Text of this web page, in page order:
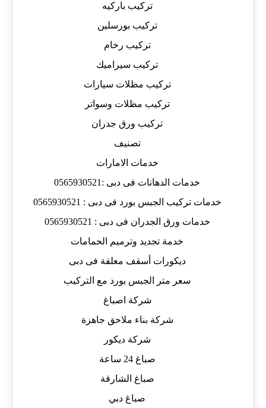
تركيب باركيه
تركيب بورسلين
تركيب رخام
تركيب سيراميك
تركيب مظلات سيارات
تركيب مظلات وسواتر
تركيب ورق جدران
تصنيف
خدمات الامارات
خدمات الدهانات فى دبى :0565930521
خدمات تركيب الجبس بورد فى دبى : 0565930521
خدمات ورق الجدران فى دبى : 0565930521
خدمة تجديد وترميم الحمامات
ديكورات أسقف معلقة فى دبى
سعر متر الجبس بورد مع التركيب
شركة اصباغ
شركة بناء ملاحق جاهزة
شركة ديكور
صباغ 24 ساعة
صباغ الشارقة
صباغ دبي